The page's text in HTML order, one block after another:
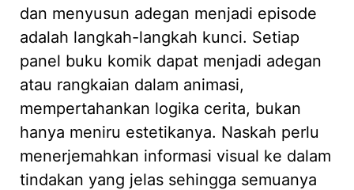
dan menyusun adegan menjadi episode
adalah langkah-langkah kunci. Setiap
panel buku komik dapat menjadi adegan
atau rangkaian dalam animasi,
mempertahankan logika cerita, bukan
hanya meniru estetikanya. Naskah perlu
menerjemahkan informasi visual ke dalam
tindakan yang jelas sehingga semuanya